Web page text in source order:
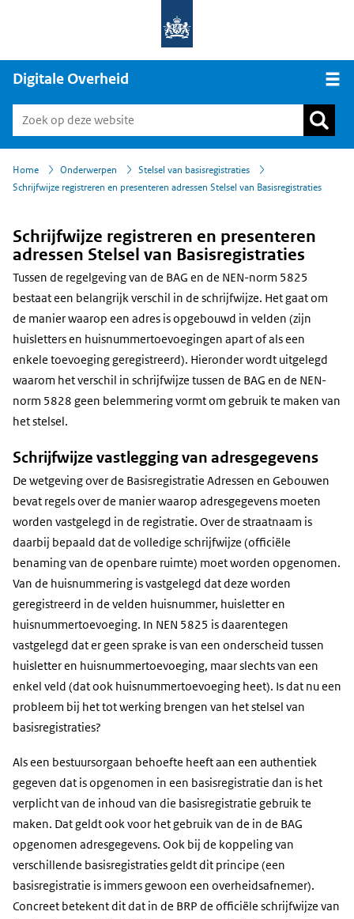
Digitale Overheid
Home
› Onderwerpen
› Stelsel van basisregistraties
›
Schrijfwijze registreren en presenteren adressen Stelsel van Basisregistraties
Schrijfwijze registreren en presenteren
adressen Stelsel van Basisregistraties
Tussen de regelgeving van de BAG en de NEN-norm 5825
bestaat een belangrijk verschil in de schrijfwijze. Het gaat om
de manier waarop een adres is opgebouwd in velden (zijn
huisletters en huisnummertoevoegingen apart of als een
enkele toevoeging geregistreerd). Hieronder wordt uitgelegd
waarom het verschil in schrijfwijze tussen de BAG en de NEN-
norm 5828 geen belemmering vormt om gebruik te maken van
het stelsel.
Schrijfwijze vastlegging van adresgegevens
De wetgeving over de Basisregistratie Adressen en Gebouwen
bevat regels over de manier waarop adresgegevens moeten
worden vastgelegd in de registratie. Over de straatnaam is
daarbij bepaald dat de volledige schrijfwijze (officiële
benaming van de openbare ruimte) moet worden opgenomen.
Van de huisnummering is vastgelegd dat deze worden
geregistreerd in de velden huisnummer, huisletter en
huisnummertoevoeging. In NEN 5825 is daarentegen
vastgelegd dat er geen sprake is van een onderscheid tussen
huisletter en huisnummertoevoeging, maar slechts van een
enkel veld (dat ook huisnummertoevoeging heet). Is dat nu een
probleem bij het tot werking brengen van het stelsel van
basisregistraties?
Als een bestuursorgaan behoefte heeft aan een authentiek
gegeven dat is opgenomen in een basisregistratie dan is het
verplicht van de inhoud van die basisregistratie gebruik te
maken. Dat geldt ook voor het gebruik van de in de BAG
opgenomen adresgegevens. Ook bij de koppeling van
verschillende basisregistraties geldt dit principe (een
basisregistratie is immers gewoon een overheidsafnemer).
Concreet betekent dit dat in de BRP de officiële schrijfwijze van